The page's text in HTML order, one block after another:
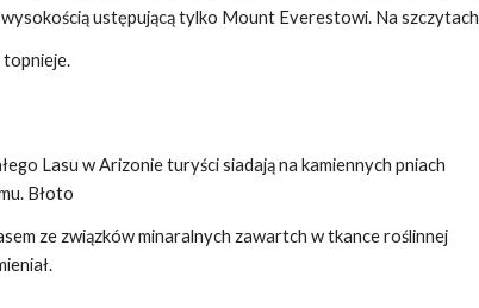
ustępującą tylko Mount Everestowi. Na szczytach
topnieje.
Lasu w Arizonie turyści siadają na kamiennych pniach
Błoto
ze związków minaralnych zawartch w tkance roślinnej